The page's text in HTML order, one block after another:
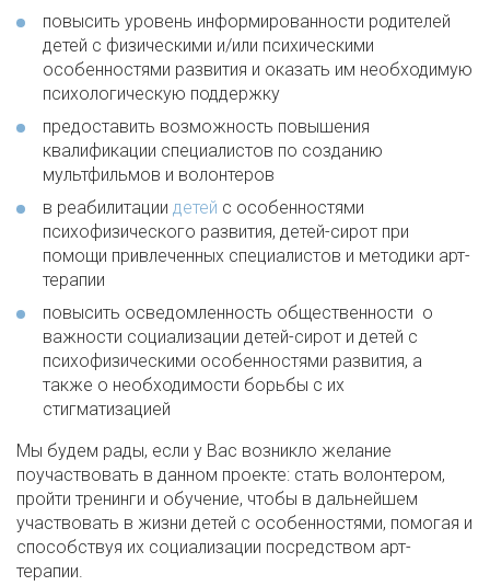
повысить уровень информированности родителей
детей с физическими и/или психическими
особенностями развития и оказать им необходимую
психологическую поддержку
предоставить возможность повышения
квалификации специалистов по созданию
мультфильмов и волонтеров
в реабилитации детей с особенностями
психофизического развития, детей-сирот при
помощи привлеченных специалистов и методики арт-
терапии
повысить осведомленность общественности о
важности социализации детей-сирот и детей с
психофизическими особенностями развития, а
также о необходимости борьбы с их
стигматизацией
Мы будем рады, если у Вас возникло желание
поучаствовать в данном проекте: стать волонтером,
пройти тренинги и обучение, чтобы в дальнейшем
участвовать в жизни детей с особенностями, помогая и
способствуя их социализации посредством арт-
терапии.